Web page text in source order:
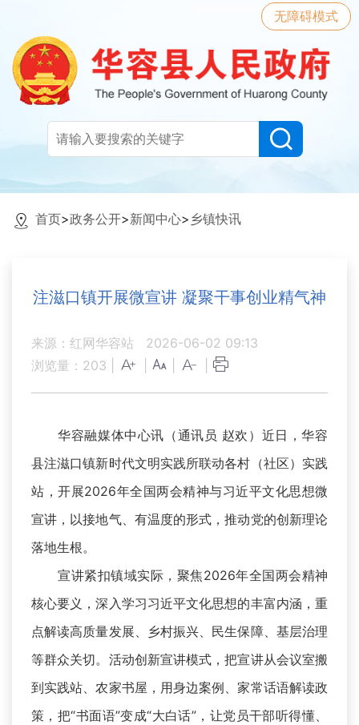
无障碍模式
首页>政务公开>新闻中心> 乡镇快讯
注滋口镇开展微宣讲 凝聚干事创业精气神
来源：红网华容站
2026-06-02 09:13
浏览量： 203
华容融媒体中心讯（通讯员 赵欢）近日，华容
县注滋口镇新时代文明实践所联动各村（社区）实践
站，开展2026年全国两会精神与习近平文化思想微
宣讲，以接地气、有温度的形式，推动党的创新理论
落地生根。
宣讲紧扣镇域实际，聚焦2026年全国两会精神
核心要义，深入学习习近平文化思想的丰富内涵，重
点解读高质量发展、乡村振兴、民生保障、基层治理
等群众关切。活动创新宣讲模式，把宣讲从会议室搬
到实践站、农家书屋，用身边案例、家常话语解读政
策，把“书面语”变成“大白话”，让党员干部听得懂、